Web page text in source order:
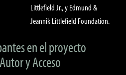
Littlefield Jr., y Edmund &
Jeannik Littlefield Foundation.
en el proyecto
y Acceso